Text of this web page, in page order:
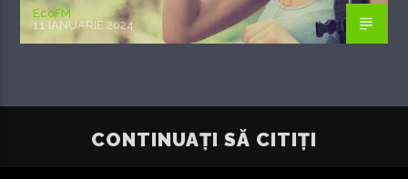
EcoFM
11 IANUARIE 2024
CONTINUAȚI SĂ CITIȚI